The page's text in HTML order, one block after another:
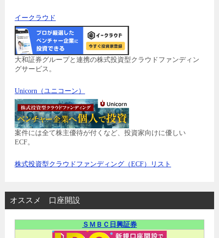
イークラウド
大和証券グループと連携の株式投資型クラウドファンディン
グサービス。
Unicorn（ユニコーン）
案件には全て株主優待が付くなど、投資家向けに優しい
ECF。
株式投資型クラウドファンディング（ECF）リスト
オススメ 口座開設
ＳＭＢＣ日興証券